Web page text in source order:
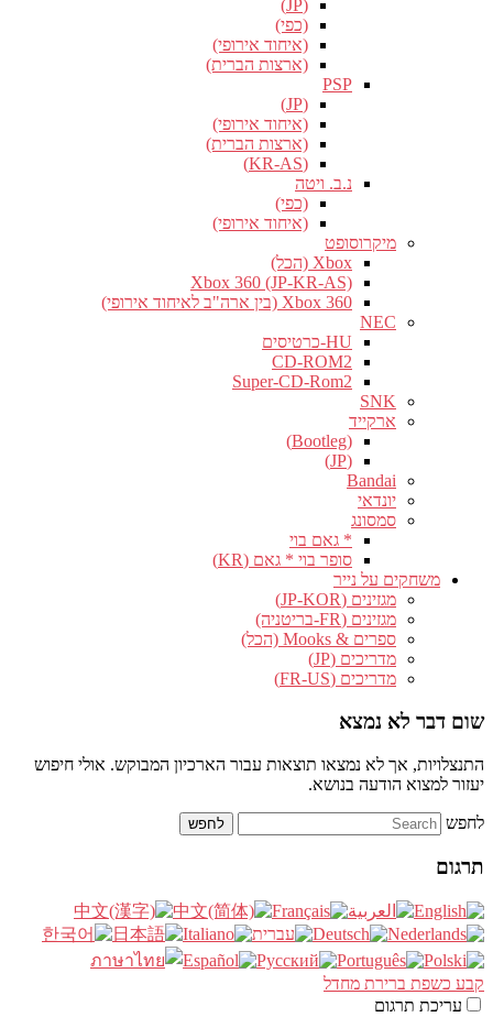
(JP)
(כפי)
(איחוד אירופי)
(ארצות הברית)
PSP
(JP)
(איחוד אירופי)
(ארצות הברית)
(KR-AS)
נ.ב. ויטה
(כפי)
(איחוד אירופי)
מיקרוסופט
Xbox (הכל)
Xbox 360 (JP-KR-AS)
Xbox 360 (בין ארה"ב לאיחוד אירופי)
NEC
HU-כרטיסים
CD-ROM2
Super-CD-Rom2
SNK
ארקייד
(Bootleg)
(JP)
Bandai
יונדאי
סמסונג
* גאם בוי
סופר בוי * גאם (KR)
משחקים על נייר
מגזינים (JP-KOR)
מגזינים (FR-בריטניה)
ספרים & Mooks (הכל)
מדריכים (JP)
מדריכים (FR-US)
שום דבר לא נמצא
התנצלויות, אך לא נמצאו תוצאות עבור הארכיון המבוקש. אולי חיפוש
יעזור למצוא הודעה בנושא.
לחפש
תרגום
קבע כשפת ברירת מחדל
עריכת תרגום